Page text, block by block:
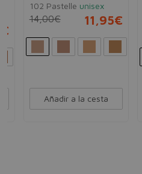
102 Pastelle unisex
14,00€ 11,95€
Añadir a la cesta